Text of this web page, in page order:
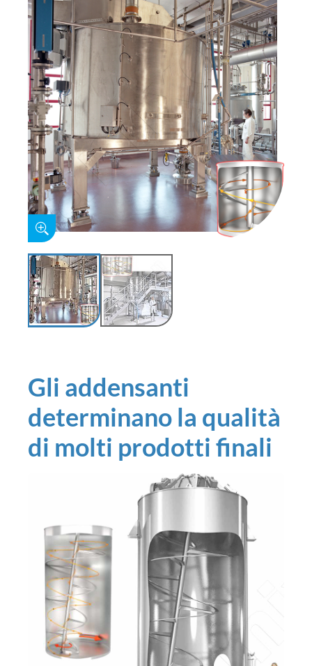
Gli addensanti
determinano la qualità
di molti prodotti finali